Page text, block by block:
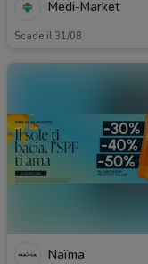
Medi-Market
Scade il 31/08
Naïma